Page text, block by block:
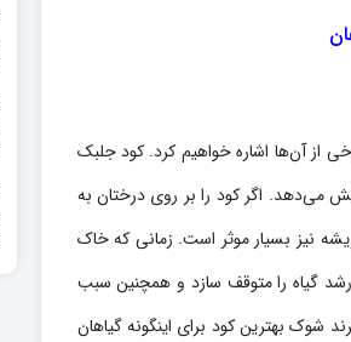
از آن‌ها اشاره خواهیم کرد. کود جلبک
می‌دهد. اگر کود را بر روی درختان به
نیز بسیار موثر است. زمانی که خاک
گیاه را متوقف سازد و همچنین سبب
شوک بهترین کود برای اینگونه گیاهان